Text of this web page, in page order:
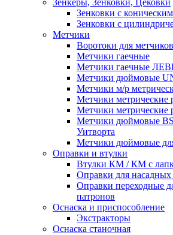
Зенкеры, Зенковки, Цековки
Зенковки с
Зенковки с
Метчики
Воротоки для метчиков
Метчики гаечные
Метчики гаечные
Метчики дюймовые
Метчики м/р
Метчики метрические
Метчики метрические
Метчики дюймовые
Уитворта
Метчики дюймовые
Оправки и втулки
Втулки КМ / КМ с
Оправки для насадных
Оправки переходные
патронов
Оснаска и приспособление
Экстракторы
Оснаска станочная